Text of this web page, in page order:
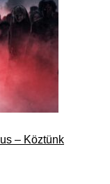
– Köztünk